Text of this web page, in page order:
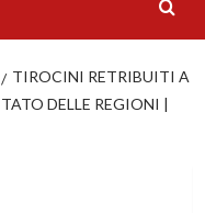
TIROCINI RETRIBUITI A
DELLE REGIONI |